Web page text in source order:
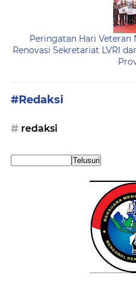
Peringatan Hari Veteran
Renovasi Sekretariat LVRI
#Redaksi
redaksi